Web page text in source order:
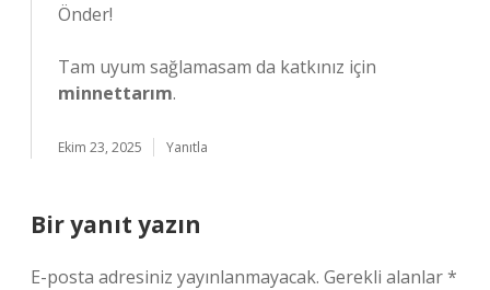
Önder!
Tam uyum sağlamasam da katkınız için
minnettarım.
Ekim 23, 2025 Yanıtla
Bir yanıt yazın
E-posta adresiniz yayınlanmayacak. Gerekli alanlar*